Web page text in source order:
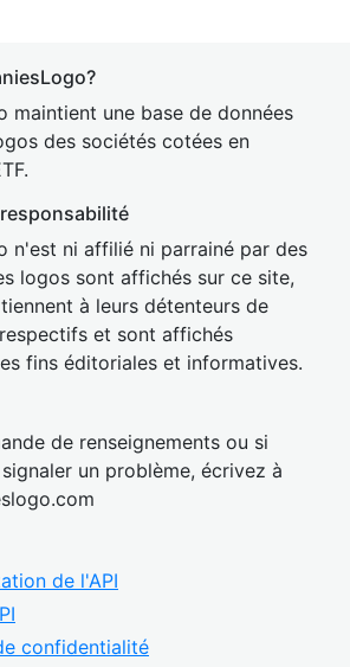
maintient une base de données
des sociétés cotées en
n'est ni affilié ni parrainé par des
logos sont affichés sur ce site,
à leurs détenteurs de
et sont affichés
fins éditoriales et informatives.
de renseignements ou si
un problème, écrivez à
logo.com
de l'API
confidentialité